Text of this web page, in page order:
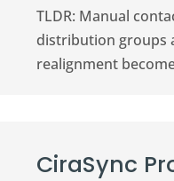
TLDR: Manual
distribution groups
realignment
CiraSync